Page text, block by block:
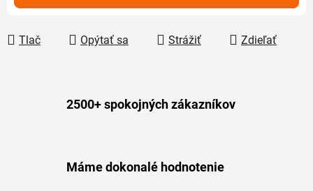
Tlač Opýtať sa Strážiť Zdieľať
2500+ spokojných zákazníkov
Máme dokonalé hodnotenie